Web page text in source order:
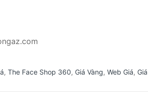
, The Face Shop 360, Giá Vàng, Web Giá, Giá